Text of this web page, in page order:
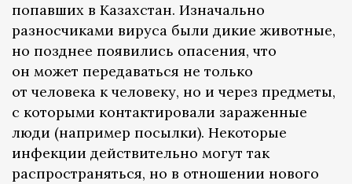
попавших в Казахстан. Изначально
разносчиками вируса были дикие животные,
но позднее появились опасения, что
он может передаваться не только
от человека к человеку, но и через предметы,
с которыми контактировали зараженные
люди (например посылки). Некоторые
инфекции действительно могут так
распространяться, но в отношении нового